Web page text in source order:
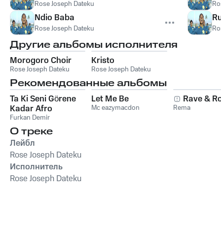
Rose Joseph Dateku
Ndio Baba
Rose Joseph Dateku
Другие альбомы исполнителя
Morogoro Choir
Rose Joseph Dateku
Kristo
Rose Joseph Dateku
Рекомендованные альбомы
Ta Ki Seni Görene
Kadar Afro
Furkan Demir
Let Me Be
Mc eazymacdon
Rave &
Rema
О треке
Лейбл
Rose Joseph Dateku
Исполнитель
Rose Joseph Dateku